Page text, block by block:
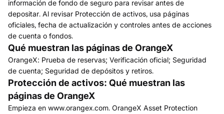
información de fondo de seguro para revisar antes de
depositar. Al revisar Protección de activos, usa páginas
oficiales, fecha de actualización y controles antes de acciones
de cuenta o fondos.
Qué muestran las páginas de OrangeX
OrangeX: Prueba de reservas; Verificación oficial; Seguridad
de cuenta; Seguridad de depósitos y retiros.
Protección de activos: Qué muestran las
páginas de OrangeX
Empieza en www.orangex.com. OrangeX Asset Protection